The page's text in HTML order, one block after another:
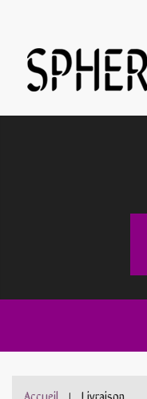
Accueil | Livraison